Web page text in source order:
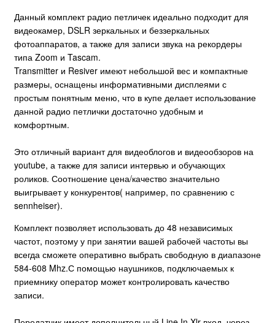
Данный комплект радио петличек идеально подходит для
видеокамер, DSLR зеркальных и беззеркальных
фотоаппаратов, а также для записи звука на рекордеры
типа Zoom и Tascam.
Transmitter и Resiver имеют небольшой вес и компактные
размеры, оснащены информативными дисплеями с
простым понятным меню, что в купе делает использование
данной радио петлички достаточно удобным и
комфортным.
Это отличный вариант для видеоблогов и видеообзоров на
youtube, а также для записи интервью и обучающих
роликов. Соотношение цена/качество значительно
выигрывает у конкурентов( например, по сравнению с
sennheiser).
Комплект позволяет использовать до 48 независимых
частот, поэтому у при занятии вашей рабочей частоты вы
всегда сможете оперативно выбрать свободную в диапазоне
584-608 Mhz.С помощью наушников, подключаемых к
приемнику оператор может контролировать качество
записи.